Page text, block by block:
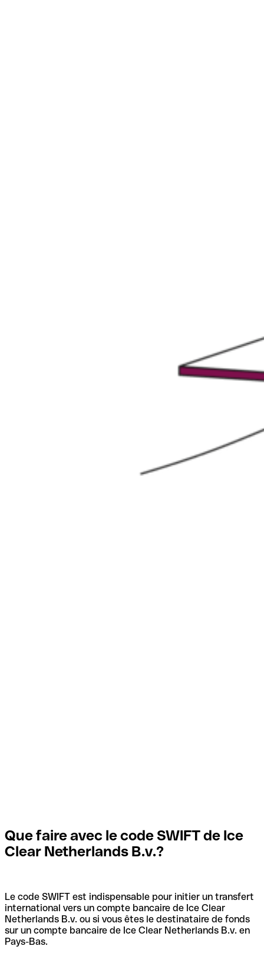
Que faire avec le code SWIFT de Ice
Clear Netherlands B.v.?
Le code SWIFT est indispensable pour initier un transfert
international vers un compte bancaire de Ice Clear
Netherlands B.v. ou si vous êtes le destinataire de fonds
sur un compte bancaire de Ice Clear Netherlands B.v. en
Pays-Bas.